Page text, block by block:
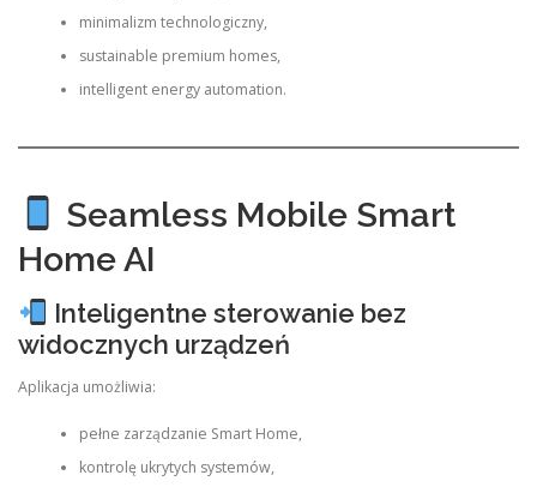
minimalizm technologiczny,
sustainable premium homes,
intelligent energy automation.
Seamless Mobile Smart
Home AI
Inteligentne sterowanie bez
widocznych urządzeń
Aplikacja umożliwia:
pełne zarządzanie Smart Home,
kontrolę ukrytych systemów,